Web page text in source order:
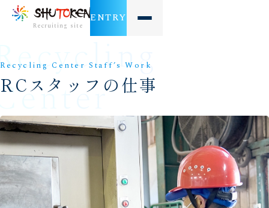
Recruiting site
ENTRY
ドライバーRCスタッフ
営業事務
ドライバー
RCスタッフ①
Recycling Center Staff’s Work
RCスタッフの仕事